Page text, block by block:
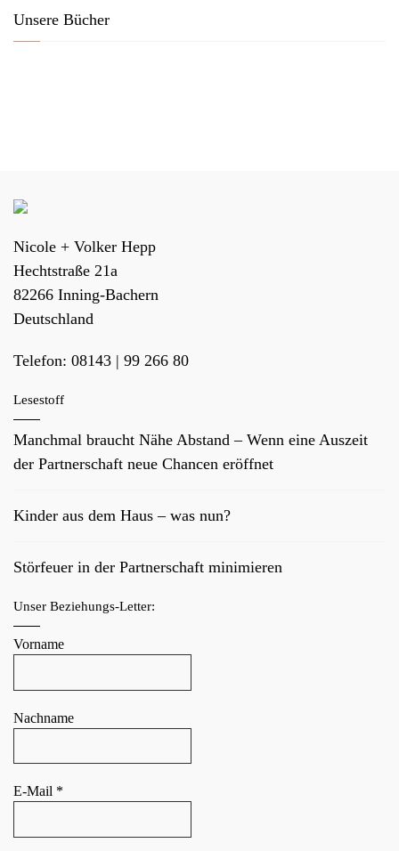
Unsere Bücher
Nicole + Volker Hepp
Hechtstraße 21a
82266 Inning-Bachern
Deutschland
Telefon: 08143 | 99 266 80
Lesestoff
Manchmal braucht Nähe Abstand – Wenn eine Auszeit
der Partnerschaft neue Chancen eröffnet
Kinder aus dem Haus – was nun?
Störfeuer in der Partnerschaft minimieren
Unser Beziehungs-Letter:
Vorname
Nachname
E-Mail *